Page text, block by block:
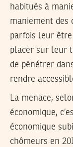
habitués à
maniement des
parfois leur être
placer sur leur
de pénétrer
rendre
La menace,
économique,
économique
chômeurs en